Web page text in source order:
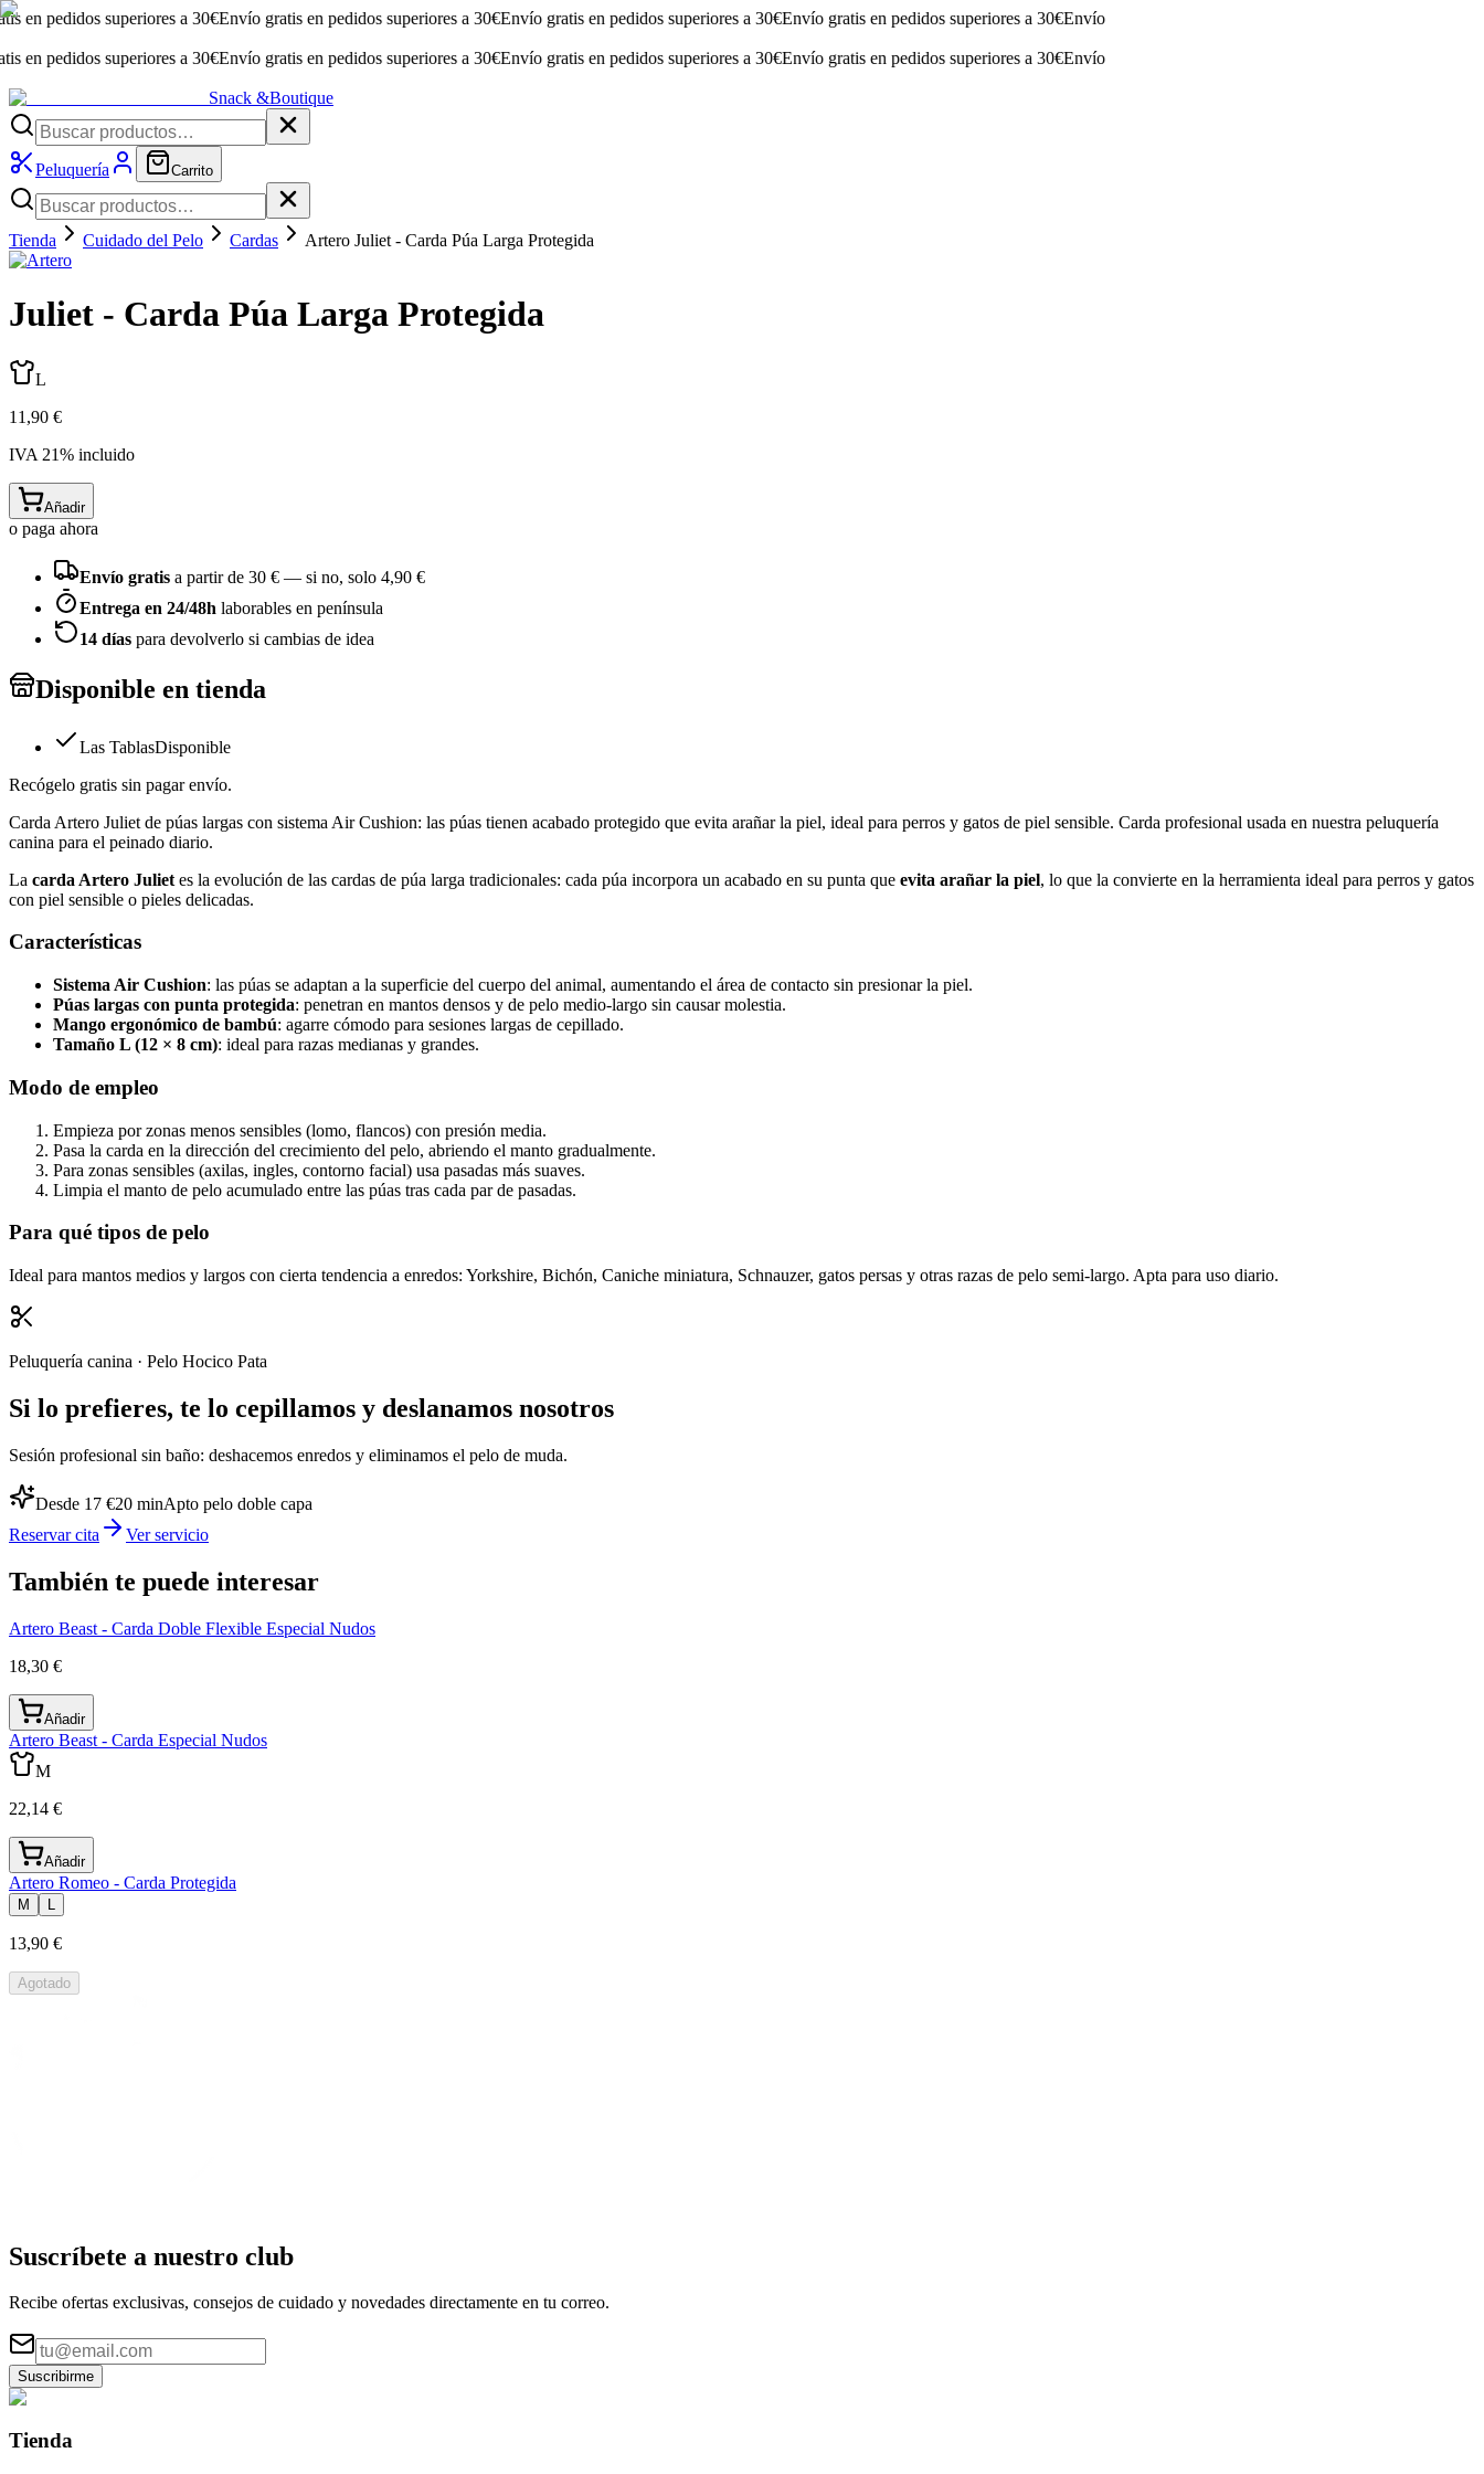
superiores a 30€Envío gratis en pedidos superiores a 30€Envío gratis en pedidos superiores a 30€Envío gratis en pedidos superiores a 30€Envío
superiores a 30€Envío gratis en pedidos superiores a 30€Envío gratis en pedidos superiores a 30€Envío gratis en pedidos superiores a 30€Envío
Snack &Boutique
Peluquería Carrito
Tienda Cuidado del Pelo Cardas Artero Juliet - Carda Púa Larga Protegida
Juliet - Carda Púa Larga Protegida
L
11,90 €
IVA 21% incluido
Añadir
o paga ahora
Envío gratis a partir de 30 € — si no, solo 4,90 €
Entrega en 24/48h laborables en península
14 días para devolverlo si cambias de idea
Disponible en tienda
Las TablasDisponible
Recógelo gratis sin pagar envío.
Carda Artero Juliet de púas largas con sistema Air Cushion: las púas tienen acabado protegido que evita arañar la piel, ideal para perros y gatos de piel sensible. Carda profesional usada en nuestra peluquería
canina para el peinado diario.
La carda Artero Juliet es la evolución de las cardas de púa larga tradicionales: cada púa incorpora un acabado en su punta que evita arañar la piel, lo que la convierte en la herramienta ideal para perros y gatos
con piel sensible o pieles delicadas.
Características
Sistema Air Cushion: las púas se adaptan a la superficie del cuerpo del animal, aumentando el área de contacto sin presionar la piel.
Púas largas con punta protegida: penetran en mantos densos y de pelo medio-largo sin causar molestia.
Mango ergonómico de bambú: agarre cómodo para sesiones largas de cepillado.
Tamaño L (12 × 8 cm): ideal para razas medianas y grandes.
Modo de empleo
Empieza por zonas menos sensibles (lomo, flancos) con presión media.
Pasa la carda en la dirección del crecimiento del pelo, abriendo el manto gradualmente.
Para zonas sensibles (axilas, ingles, contorno facial) usa pasadas más suaves.
Limpia el manto de pelo acumulado entre las púas tras cada par de pasadas.
Para qué tipos de pelo
Ideal para mantos medios y largos con cierta tendencia a enredos: Yorkshire, Bichón, Caniche miniatura, Schnauzer, gatos persas y otras razas de pelo semi-largo. Apta para uso diario.
Peluquería canina · Pelo Hocico Pata
Si lo prefieres, te lo cepillamos y deslanamos nosotros
Sesión profesional sin baño: deshacemos enredos y eliminamos el pelo de muda.
Desde 17 €20 minApto pelo doble capa
Reservar cita
Ver servicio
También te puede interesar
Artero Beast - Carda Doble Flexible Especial Nudos
18,30 €
Añadir
Artero Beast - Carda Especial Nudos
M
22,14 €
Añadir
Artero Romeo - Carda Protegida
M L
13,90 €
Agotado
Suscríbete a nuestro club
Recibe ofertas exclusivas, consejos de cuidado y novedades directamente en tu correo.
Suscribirme
Tienda